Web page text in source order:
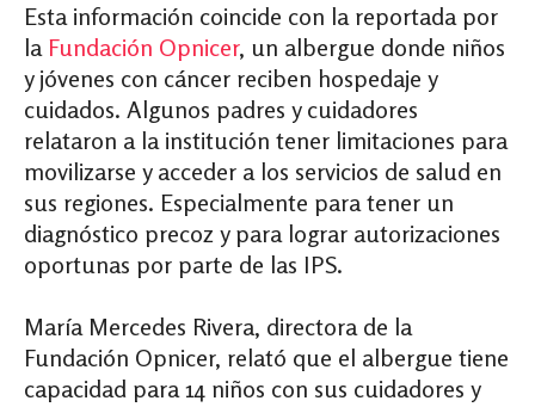
Esta información coincide con la reportada por
la Fundación Opnicer, un albergue donde niños
y jóvenes con cáncer reciben hospedaje y
cuidados. Algunos padres y cuidadores
relataron a la institución tener limitaciones para
movilizarse y acceder a los servicios de salud en
sus regiones. Especialmente para tener un
diagnóstico precoz y para lograr autorizaciones
oportunas por parte de las IPS.
María Mercedes Rivera, directora de la
Fundación Opnicer, relató que el albergue tiene
capacidad para 14 niños con sus cuidadores y